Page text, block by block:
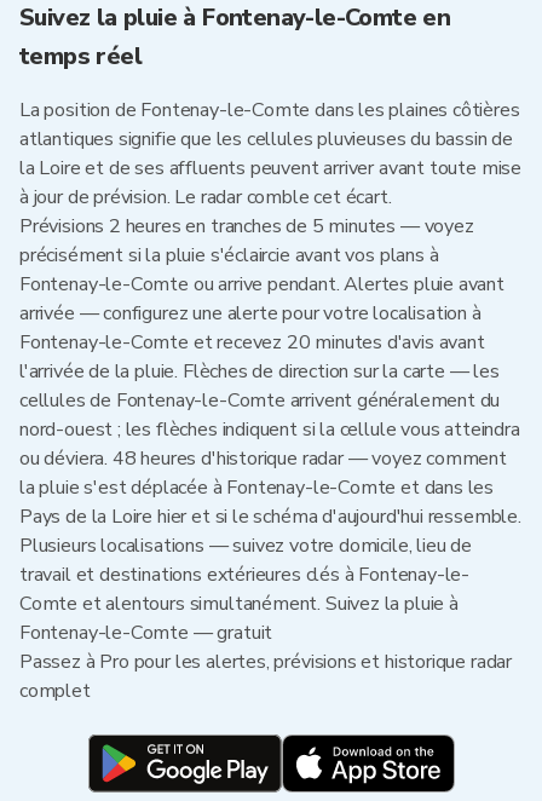
Suivez la pluie à Fontenay-le-Comte en
temps réel
La position de Fontenay-le-Comte dans les plaines côtières
atlantiques signifie que les cellules pluvieuses du bassin de
la Loire et de ses affluents peuvent arriver avant toute mise
à jour de prévision. Le radar comble cet écart.
Prévisions 2 heures en tranches de 5 minutes — voyez
précisément si la pluie s'éclaircie avant vos plans à
Fontenay-le-Comte ou arrive pendant. Alertes pluie avant
arrivée — configurez une alerte pour votre localisation à
Fontenay-le-Comte et recevez 20 minutes d'avis avant
l'arrivée de la pluie. Flèches de direction sur la carte — les
cellules de Fontenay-le-Comte arrivent généralement du
nord-ouest ; les flèches indiquent si la cellule vous atteindra
ou déviera. 48 heures d'historique radar — voyez comment
la pluie s'est déplacée à Fontenay-le-Comte et dans les
Pays de la Loire hier et si le schéma d'aujourd'hui ressemble.
Plusieurs localisations — suivez votre domicile, lieu de
travail et destinations extérieures clés à Fontenay-le-
Comte et alentours simultanément. Suivez la pluie à
Fontenay-le-Comte — gratuit
Passez à Pro pour les alertes, prévisions et historique radar
complet